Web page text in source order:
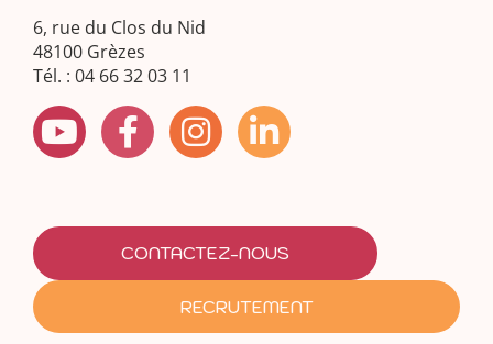
6, rue du Clos du Nid
48100 Grèzes
Tél. : 04 66 32 03 11
CONTACTEZ-NOUS
RECRUTEMENT